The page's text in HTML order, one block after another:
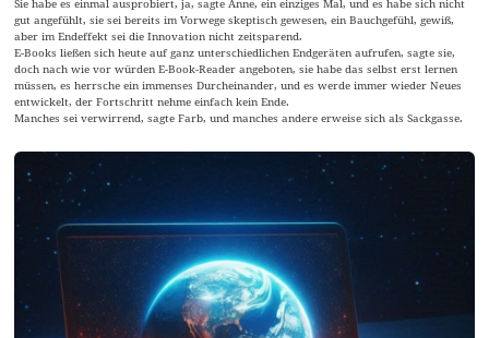
Sie habe es einmal ausprobiert, ja, sagte Anne, ein einziges Mal, und es habe sich nicht
gut angefühlt, sie sei bereits im Vorwege skeptisch gewesen, ein Bauchgefühl, gewiß,
aber im Endeffekt sei die Innovation nicht zeitsparend.
E-Books ließen sich heute auf ganz unterschiedlichen Endgeräten aufrufen, sagte sie,
doch nach wie vor würden E-Book-Reader angeboten, sie habe das selbst erst lernen
müssen, es herrsche ein immenses Durcheinander, und es werde immer wieder Neues
entwickelt, der Fortschritt nehme einfach kein Ende.
Manches sei verwirrend, sagte Farb, und manches andere erweise sich als Sackgasse.